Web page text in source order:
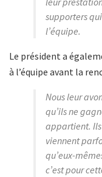
supporters
l’équipe.
Le président a
à l’équipe avant la
Nous leur
qu’ils ne
appartient. Ils
viennent
qu’eux-
c’est pour